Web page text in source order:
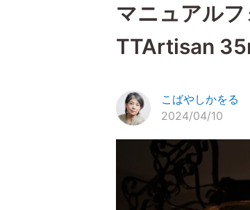
マニュアル
TTArtisan
こばやしかをる
2024/04/10